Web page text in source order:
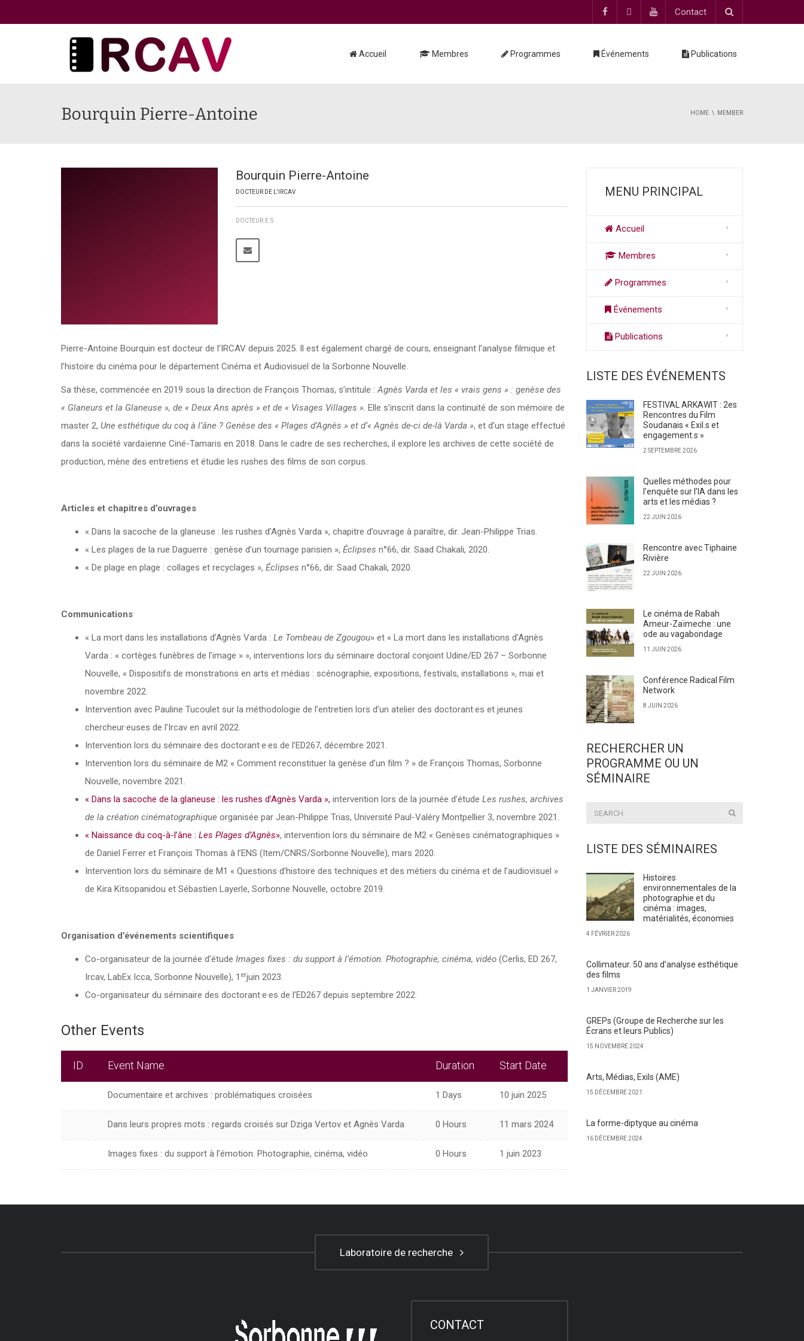
Contact
Accueil Membres Programmes Événements Publications
Bourquin Pierre-Antoine HOME MEMBER
Bourquin Pierre-Antoine
DOCTEUR DE L'IRCAV
DOCTEUR.E.S
Pierre-Antoine Bourquin est docteur de l’IRCAV depuis 2025. Il est également chargé de cours, enseignant l’analyse filmique et
l’histoire du cinéma pour le département Cinéma et Audiovisuel de la Sorbonne Nouvelle.
Sa thèse, commencée en 2019 sous la direction de François Thomas, s’intitule :Agnès Varda et les « vrais gens » : genèse des
« Glaneurs et la Glaneuse », de « Deux Ans après » et de « Visages Villages ». Elle s’inscrit dans la continuité de son mémoire de
master 2, Une esthétique du coq à l’âne ? Genèse des « Plages d’Agnès » et d’« Agnès de-ci de-là Varda », et d’un stage effectué
dans la société vardaïenne Ciné-Tamaris en 2018. Dans le cadre de ses recherches, il explore les archives de cette société de
production, mène des entretiens et étudie les rushes des films de son corpus.
Articles et chapitres d’ouvrages
« Dans la sacoche de la glaneuse : les rushes d’Agnès Varda », chapitre d’ouvrage à paraître, dir. Jean-Philippe Trias.
« Les plages de la rue Daguerre : genèse d’un tournage parisien », Éclipses n°66, dir. Saad Chakali, 2020.
« De plage en plage : collages et recyclages », Éclipses n°66, dir. Saad Chakali, 2020.
Communications
« La mort dans les installations d’Agnès Varda : Le Tombeau de Zgougou» et « La mort dans les installations d’Agnès
Varda : « cortèges funèbres de l’image » », interventions lors du séminaire doctoral conjoint Udine/ED 267 – Sorbonne
Nouvelle, « Dispositifs de monstrations en arts et médias : scénographie, expositions, festivals, installations », mai et
novembre 2022.
Intervention avec Pauline Tucoulet sur la méthodologie de l’entretien lors d’un atelier des doctorant·es et jeunes
chercheur·euses de l’Ircav en avril 2022.
Intervention lors du séminaire des doctorant·e·es de l’ED267, décembre 2021.
Intervention lors du séminaire de M2 « Comment reconstituer la genèse d’un film ? » de François Thomas, Sorbonne
Nouvelle, novembre 2021.
« Dans la sacoche de la glaneuse : les rushes d’Agnès Varda », intervention lors de la journée d’étude Les rushes, archives
de la création cinématographique organisée par Jean-Philippe Trias, Université Paul-Valéry Montpellier 3, novembre 2021.
« Naissance du coq-à-l’âne : Les Plages d’Agnès», intervention lors du séminaire de M2 « Genèses cinématographiques »
de Daniel Ferrer et François Thomas à l’ENS (Item/CNRS/Sorbonne Nouvelle), mars 2020.
Intervention lors du séminaire de M1 « Questions d’histoire des techniques et des métiers du cinéma et de l’audiovisuel »
de Kira Kitsopanidou et Sébastien Layerle, Sorbonne Nouvelle, octobre 2019.
Organisation d’événements scientifiques
Co-organisateur de la journée d’étude Images fixes : du support à l’émotion. Photographie, cinéma, vidéo (Cerlis, ED 267,
Ircav, LabEx Icca, Sorbonne Nouvelle), 1 erjuin 2023.
Co-organisateur du séminaire des doctorant·e·es de l’ED267 depuis septembre 2022.
Other Events
ID Event Name Duration Start Date
Documentaire et archives : problématiques croisées 1 Days 10 juin 2025
Dans leurs propres mots : regards croisés sur Dziga Vertov et Agnès Varda 0 Hours 11 mars 2024
Images fixes : du support à l’émotion. Photographie, cinéma, vidéo 0 Hours 1 juin 2023
MENU PRINCIPAL
Accueil
Membres
Programmes
Événements
Publications
LISTE DES ÉVÉNEMENTS
FESTIVAL ARKAWIT : 2es
Rencontres du Film
Soudanais « Exil.s et
engagement.s »
2 SEPTEMBRE 2026
Quelles méthodes pour
l’enquête sur l’IA dans les
arts et les médias ?
22 JUIN 2026
Rencontre avec Tiphaine
Rivière
22 JUIN 2026
Le cinéma de Rabah
Ameur-Zaïmeche : une
ode au vagabondage
11 JUIN 2026
Conférence Radical Film
Network
8 JUIN 2026
RECHERCHER UN
PROGRAMME OU UN
SÉMINAIRE
LISTE DES SÉMINAIRES
Histoires
environnementales de la
photographie et du
cinéma : images,
matérialités, économies
4 FÉVRIER 2026
Collimateur. 50 ans d’analyse esthétique
des films
1 JANVIER 2019
GREPs (Groupe de Recherche sur les
Écrans et leurs Publics)
15 NOVEMBRE 2024
Arts, Médias, Exils (AME)
15 DÉCEMBRE 2021
La forme-diptyque au cinéma
16 DÉCEMBRE 2024
Laboratoire de recherche
CONTACT